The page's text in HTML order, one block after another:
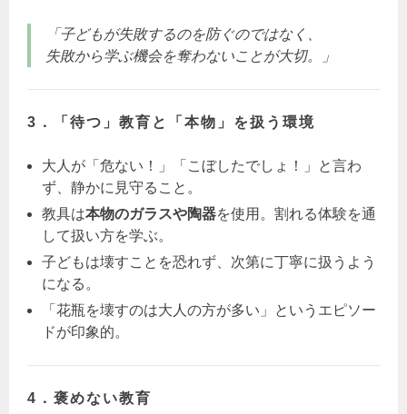
「子どもが失敗するのを防ぐのではなく、
失敗から学ぶ機会を奪わないことが大切。」
3．「待つ」教育と「本物」を扱う環境
大人が「危ない！」「こぼしたでしょ！」と言わ
ず、静かに見守ること。
教具は本物のガラスや陶器を使用。割れる体験を通
して扱い方を学ぶ。
子どもは壊すことを恐れず、次第に丁寧に扱うよう
になる。
「花瓶を壊すのは大人の方が多い」というエピソー
ドが印象的。
4．褒めない教育